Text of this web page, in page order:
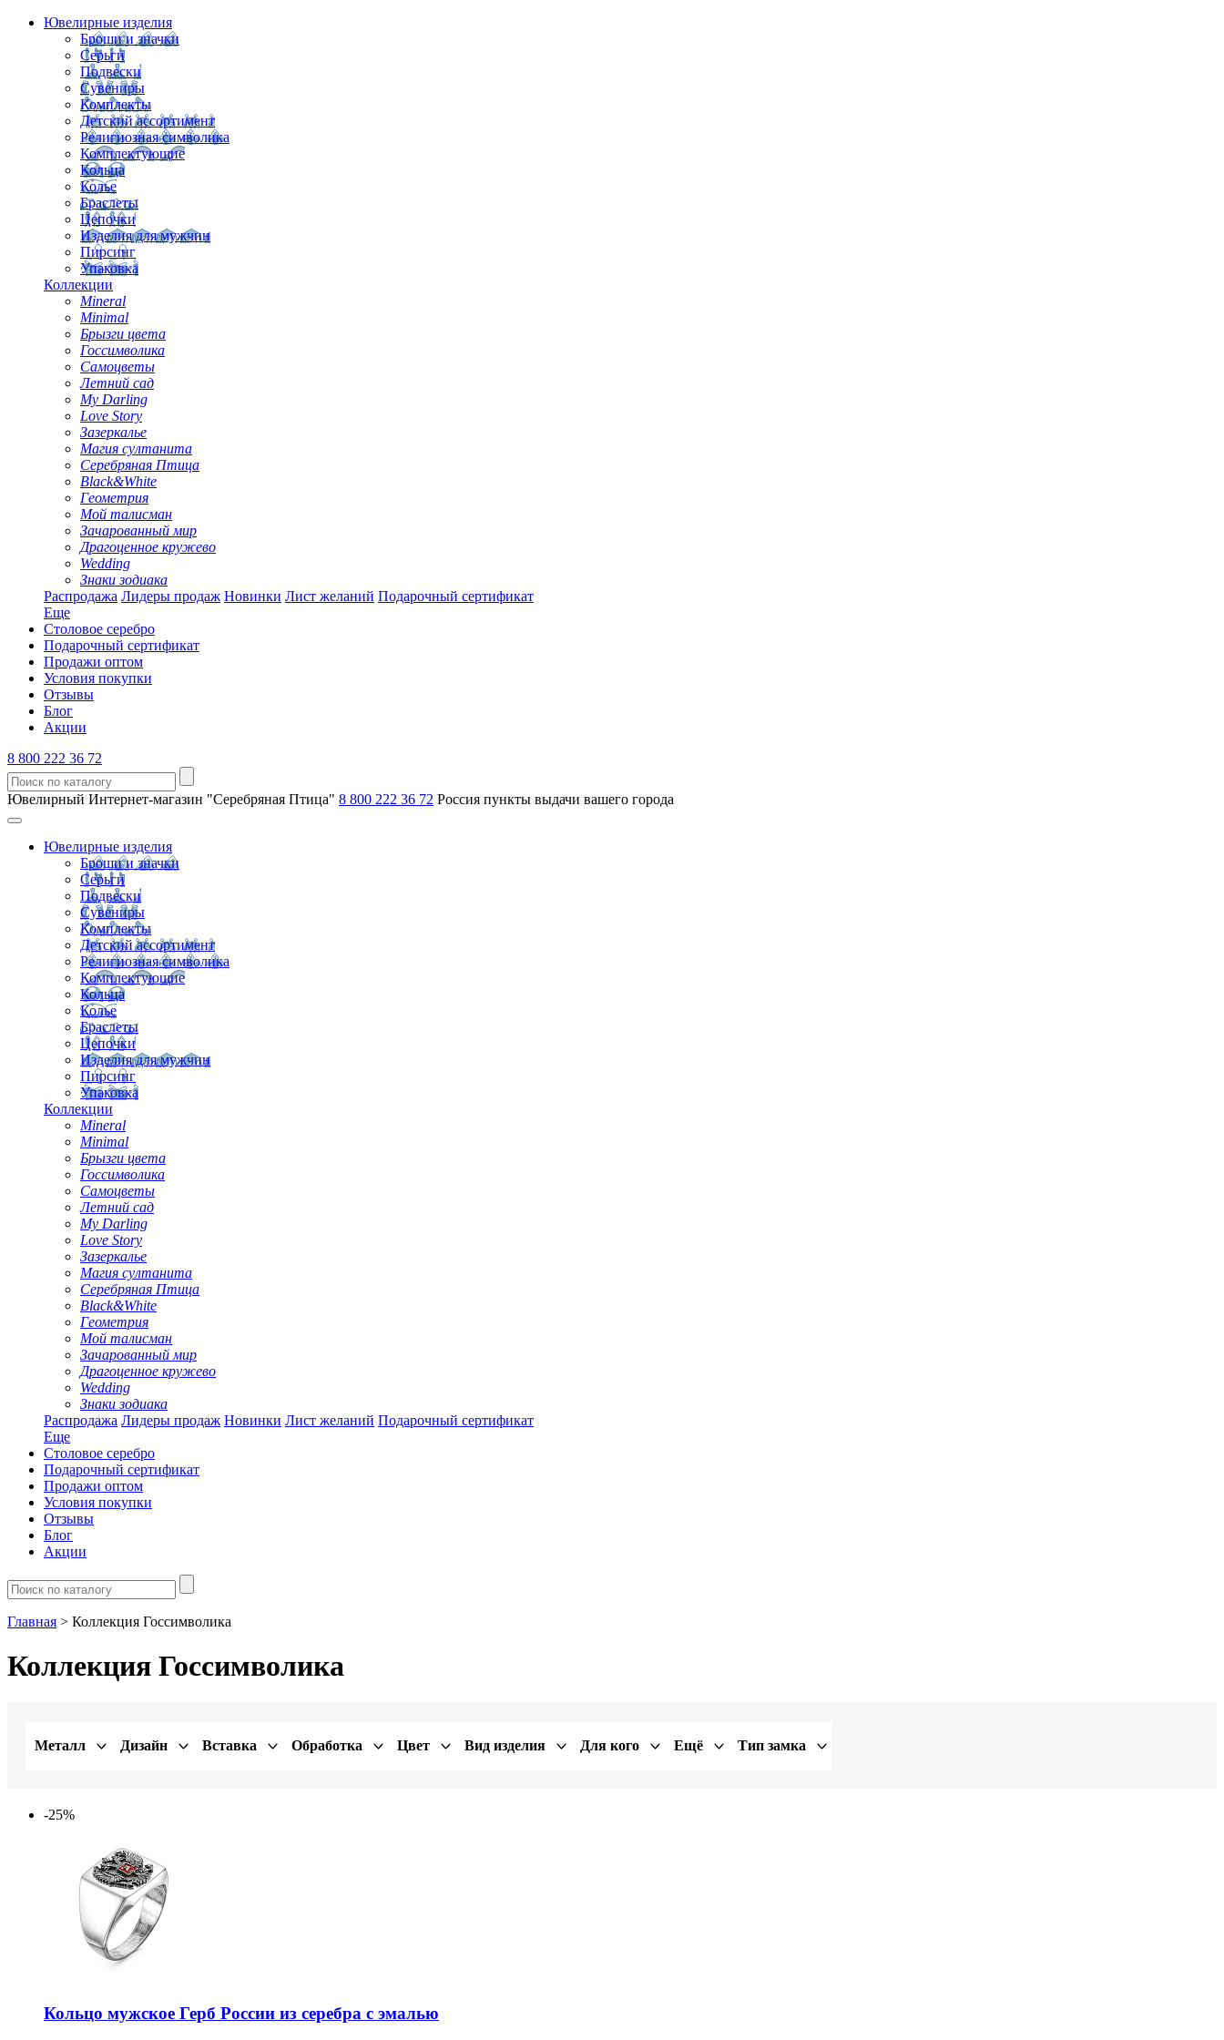
Ювелирные изделия
Броши и значки
Серьги
Подвески
Сувениры
Комплекты
Детский ассортимент
Религиозная символика
Комплектующие
Кольца
Колье
Браслеты
Цепочки
Изделия для мужчин
Пирсинг
Упаковка
Коллекции
Mineral
Minimal
Брызги цвета
Госсимволика
Самоцветы
Летний сад
My Darling
Love Story
Зазеркалье
Магия султанита
Серебряная Птица
Black&White
Геометрия
Мой талисман
Зачарованный мир
Драгоценное кружево
Wedding
Знаки зодиака
Распродажа Лидеры продаж Новинки Лист желаний Подарочный сертификат
Еще
Столовое серебро
Подарочный сертификат
Продажи оптом
Условия покупки
Отзывы
Блог
Акции
8 800 222 36 72
Ювелирный Интернет-магазин "Серебряная Птица" 8 800 222 36 72 Россия пункты выдачи вашего города
Ювелирные изделия
Броши и значки
Серьги
Подвески
Сувениры
Комплекты
Детский ассортимент
Религиозная символика
Комплектующие
Кольца
Колье
Браслеты
Цепочки
Изделия для мужчин
Пирсинг
Упаковка
Коллекции
Mineral
Minimal
Брызги цвета
Госсимволика
Самоцветы
Летний сад
My Darling
Love Story
Зазеркалье
Магия султанита
Серебряная Птица
Black&White
Геометрия
Мой талисман
Зачарованный мир
Драгоценное кружево
Wedding
Знаки зодиака
Распродажа Лидеры продаж Новинки Лист желаний Подарочный сертификат
Еще
Столовое серебро
Подарочный сертификат
Продажи оптом
Условия покупки
Отзывы
Блог
Акции
Главная > Коллекция Госсимволика
Коллекция Госсимволика
Металл Дизайн Вставка Обработка Цвет Вид изделия Для кого Ещё Тип замка
-25%
Кольцо мужское Герб России из серебра с эмалью